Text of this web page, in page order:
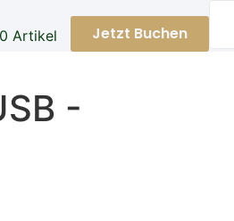
Jetzt Buchen
0 Artikel
-